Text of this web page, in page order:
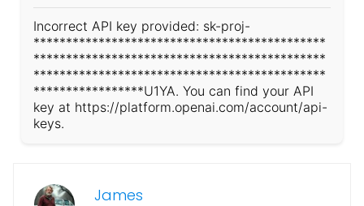
Incorrect API key provided: sk-proj-
*********************************************
*********************************************
*********************************************
*****************U1YA. You can find your API
key at https://platform.openai.com/account/api-
keys.
James